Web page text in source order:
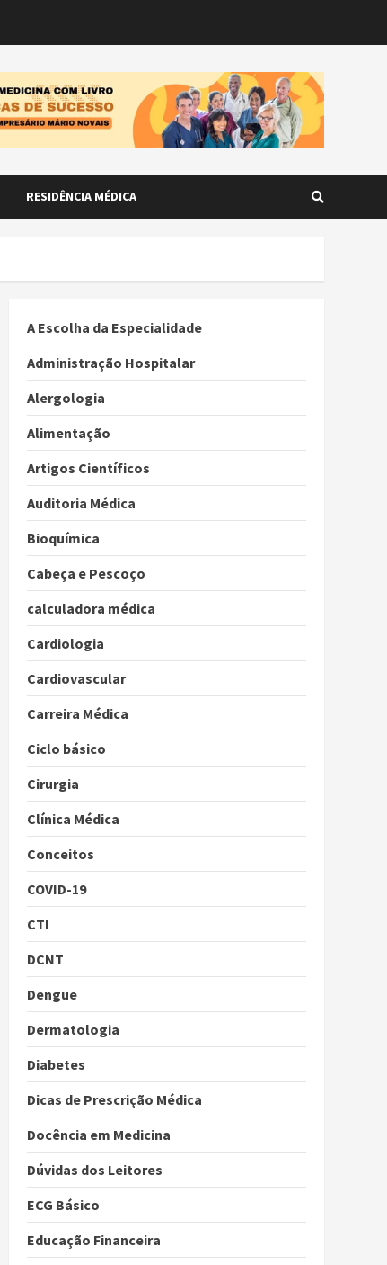
RESIDÊNCIA MÉDICA
A Escolha da Especialidade
Administração Hospitalar
Alergologia
Alimentação
Artigos Científicos
Auditoria Médica
Bioquímica
Cabeça e Pescoço
calculadora médica
Cardiologia
Cardiovascular
Carreira Médica
Ciclo básico
Cirurgia
Clínica Médica
Conceitos
COVID-19
CTI
DCNT
Dengue
Dermatologia
Diabetes
Dicas de Prescrição Médica
Docência em Medicina
Dúvidas dos Leitores
ECG Básico
Educação Financeira